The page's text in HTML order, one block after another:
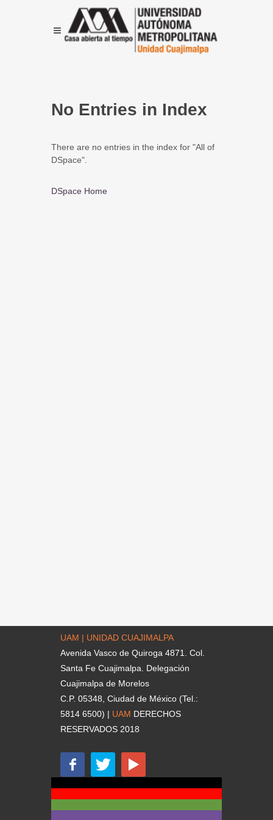
No Entries in Index
There are no entries in the index for "All of
DSpace".
DSpace Home
UAM | UNIDAD CUAJIMALPA
Avenida Vasco de Quiroga 4871. Col.
Santa Fe Cuajimalpa. Delegación
Cuajimalpa de Morelos
C.P. 05348, Ciudad de México (Tel.:
5814 6500) | UAM DERECHOS
RESERVADOS 2018